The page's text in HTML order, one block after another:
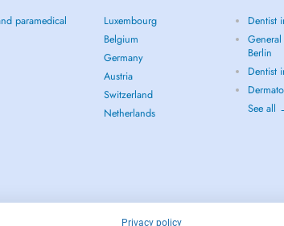
paramedical
Luxembourg
Belgium
Germany
Austria
Switzerland
Netherlands
Dentist
Berlin
Dentist
See all
Privacy policy